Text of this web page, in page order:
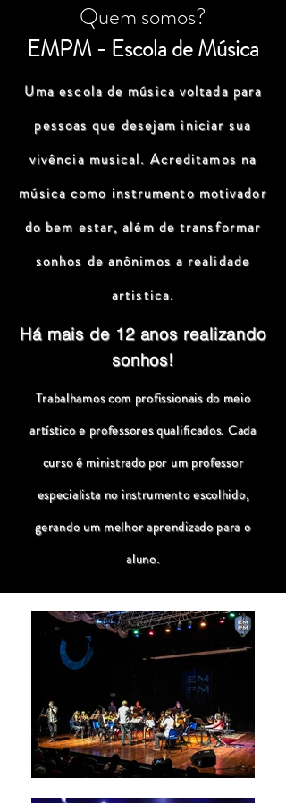
Quem somos?
EMPM - Escola de Música
Uma escola de música voltada para
pessoas que desejam iniciar sua
vivência musical. Acreditamos na
música como instrumento motivador
do bem estar, além de transformar
sonhos de anônimos a realidade
artistica.
Há mais de 12 anos realizando
sonhos!
Trabalhamos com profissionais do meio
artístico e professores qualificados. Cada
curso é ministrado por um professor
especialista no instrumento escolhido,
gerando um melhor aprendizado para o
aluno.